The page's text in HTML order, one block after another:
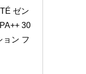
ゼン
30
ョン フ